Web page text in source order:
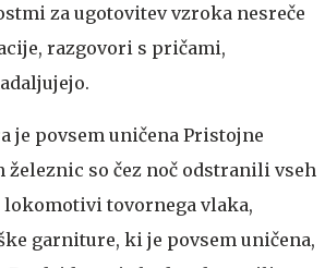
za ugotovitev vzroka nesreče
razgovori s pričami,
je povsem uničena Pristojne
železnic so čez noč odstranili vseh
lokomotivi tovornega vlaka,
garniture, ki je povsem uničena,